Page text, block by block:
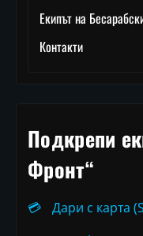
Екипът на
Контакти
Подкрепи
Фронт“
💳
Дари с карта